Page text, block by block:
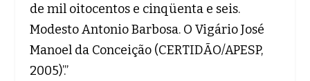
de mil oitocentos e cinqüenta e seis.
Modesto Antonio Barbosa. O Vigário José
Manoel da Conceição (CERTIDÃO/APESP,
2005)’.”